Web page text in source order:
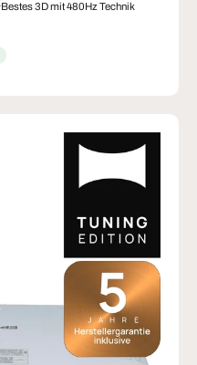
Bestes 3D mit 480Hz Technik